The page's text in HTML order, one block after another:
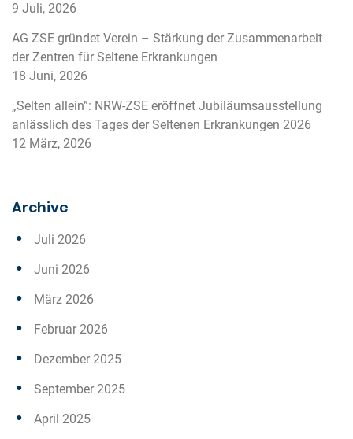
9 Juli, 2026
AG ZSE gründet Verein – Stärkung der Zusammenarbeit
der Zentren für Seltene Erkrankungen
18 Juni, 2026
„Selten allein”: NRW-ZSE eröffnet Jubiläumsausstellung
anlässlich des Tages der Seltenen Erkrankungen 2026
12 März, 2026
Archive
Juli 2026
Juni 2026
März 2026
Februar 2026
Dezember 2025
September 2025
April 2025